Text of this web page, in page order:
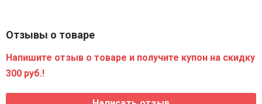
Отзывы о товаре
Напишите отзыв о товаре и получите купон на скидку
300 руб.!